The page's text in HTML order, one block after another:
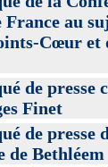
France au
Cœur et
de presse
Finet
de presse
de Bethléem